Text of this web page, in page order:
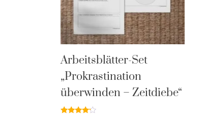
Arbeitsblätter-Set
„Prokrastination
überwinden – Zeitdiebe“